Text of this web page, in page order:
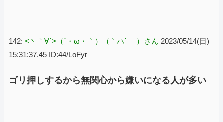
142: <丶｀∀´>（´・ω・｀）（｀ハ´ ）さん 2023/05/14(日)
15:31:37.45 ID:44/LoFyr
ゴリ押しするから無関心から嫌いになる人が多い